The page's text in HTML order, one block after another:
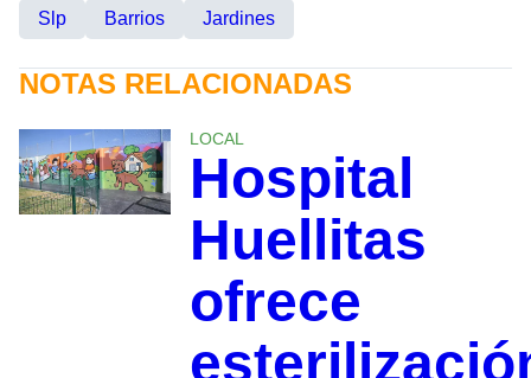
Slp Barrios Jardines
NOTAS RELACIONADAS
LOCAL
Hospital
Huellitas
ofrece